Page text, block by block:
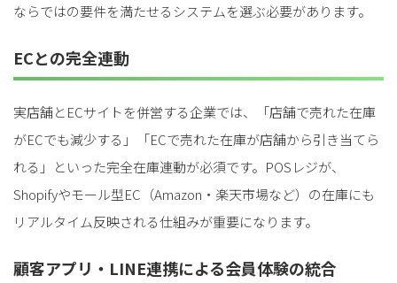
ならではの要件を満たせるシステムを選ぶ必要があります。
ECとの完全連動
実店舗とECサイトを併営する企業では、「店舗で売れた在庫
がECでも減少する」「ECで売れた在庫が店舗から引き当てら
れる」といった完全在庫連動が必須です。POSレジが、
Shopifyやモール型EC（Amazon・楽天市場など）の在庫にも
リアルタイム反映される仕組みが重要になります。
顧客アプリ・LINE連携による会員体験の統合